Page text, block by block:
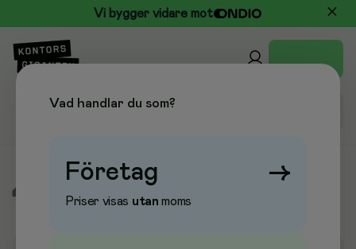
Vi bygger vidare mot
Vad handlar du som?
Företag →
Priser visas utan moms